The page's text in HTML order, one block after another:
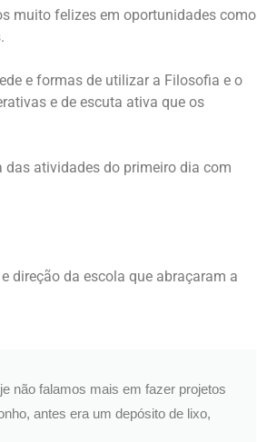
muito felizes em oportunidades como
e formas de utilizar a Filosofia e o
e de escuta ativa que os
das atividades do primeiro dia com
direção da escola que abraçaram a
não falamos mais em fazer projetos
antes era um depósito de lixo,